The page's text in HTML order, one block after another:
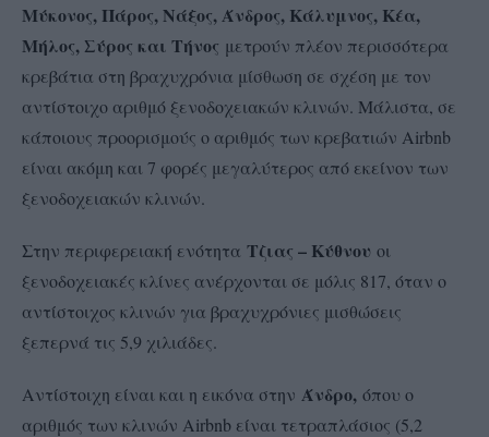
Μύκονος, Πάρος, Νάξος, Άνδρος, Κάλυμνος, Κέα,
Μήλος, Σύρος και Τήνος μετρούν πλέον περισσότερα
κρεβάτια στη βραχυχρόνια μίσθωση σε σχέση με τον
αντίστοιχο αριθμό ξενοδοχειακών κλινών. Μάλιστα, σε
κάποιους προορισμούς ο αριθμός των κρεβατιών Airbnb
είναι ακόμη και 7 φορές μεγαλύτερος από εκείνον των
ξενοδοχειακών κλινών.
Στην περιφερειακή ενότητα Τζιας – Κύθνου οι
ξενοδοχειακές κλίνες ανέρχονται σε μόλις 817, όταν ο
αντίστοιχος κλινών για βραχυχρόνιες μισθώσεις
ξεπερνά τις 5,9 χιλιάδες.
Αντίστοιχη είναι και η εικόνα στην Άνδρο, όπου ο
αριθμός των κλινών Airbnb είναι τετραπλάσιος (5,2